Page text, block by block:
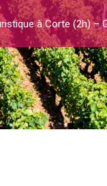
à Corte (2h) –